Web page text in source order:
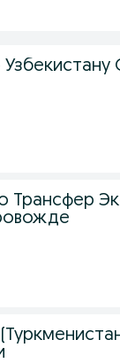
Трансфер